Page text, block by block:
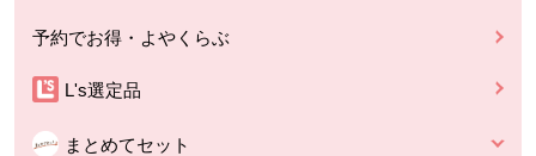
予約でお得・よやくらぶ
L's選定品
まとめてセット